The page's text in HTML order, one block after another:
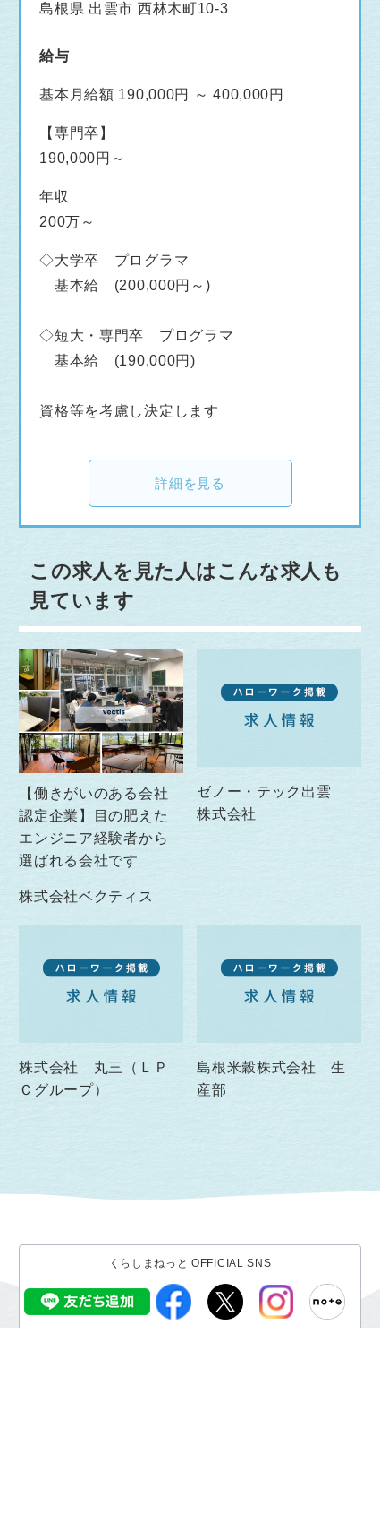
島根県 出雲市 西林木町10-3
給与
基本月給額 190,000円 ～ 400,000円
【専門卒】
190,000円～
年収
200万～
◇大学卒 プログラマ
基本給 (200,000円～)
◇短大・専門卒 プログラマ
基本給 (190,000円)
資格等を考慮し決定します
詳細を見る
この求人を見た人はこんな求人も
見ています
【働きがいのある会社
認定企業】目の肥えた
エンジニア経験者から
選ばれる会社です
株式会社ベクティス
ゼノー・テック出雲
株式会社
株式会社 丸三（ＬＰ
Ｃグループ）
島根米穀株式会社 生
産部
くらしまねっと OFFICIAL SNS